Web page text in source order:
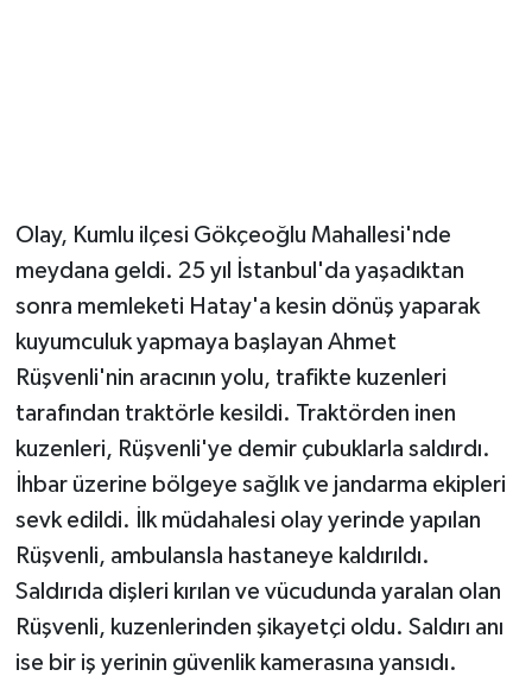
Olay, Kumlu ilçesi Gökçeoğlu Mahallesi'nde
meydana geldi. 25 yıl İstanbul'da yaşadıktan
sonra memleketi Hatay'a kesin dönüş yaparak
kuyumculuk yapmaya başlayan Ahmet
Rüşvenli'nin aracının yolu, trafikte kuzenleri
tarafından traktörle kesildi. Traktörden inen
kuzenleri, Rüşvenli'ye demir çubuklarla saldırdı.
İhbar üzerine bölgeye sağlık ve jandarma ekipleri
sevk edildi. İlk müdahalesi olay yerinde yapılan
Rüşvenli, ambulansla hastaneye kaldırıldı.
Saldırıda dişleri kırılan ve vücudunda yaralan olan
Rüşvenli, kuzenlerinden şikayetçi oldu. Saldırı anı
ise bir iş yerinin güvenlik kamerasına yansıdı.
Magazin
Resmi İlanlar
Sağlık
Seri İlan
Siyaset
Sokak Hayvanlarını Sahiplendirme
Sonsöz Özel
Spor